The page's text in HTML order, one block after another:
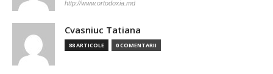
http://www.ortodoxia.md
Cvasniuc Tatiana
88 ARTICOLE 0 COMENTARII